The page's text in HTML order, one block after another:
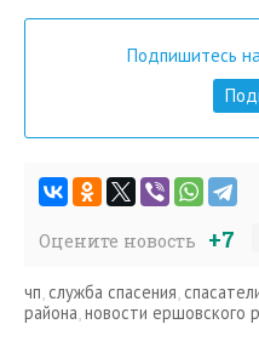
Подпишитесь
Оцените новость +7
чп, служба спасения,
района,новости ершовского